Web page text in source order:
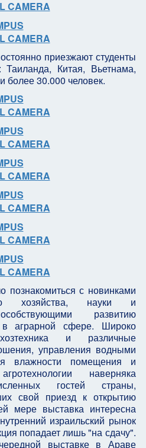
приезжают студенты
Китая, Вьетнама,
более 30.000 человек.
с новинками
хозяйства, науки и
развитию
в аграрной сфере. Широко
и различные
управления водными
влажности помещения и
наверняка
гостей страны,
свой приезд к открытию
мере выставка интересна
израильский рынок
попадает лишь "на сдачу".
выставке в Араве